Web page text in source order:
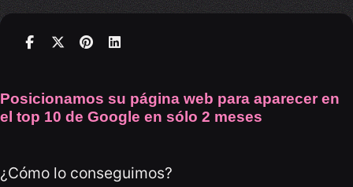
Posicionamos su página web para aparecer en
el top 10 de Google en sólo 2 meses
¿Cómo lo conseguimos?